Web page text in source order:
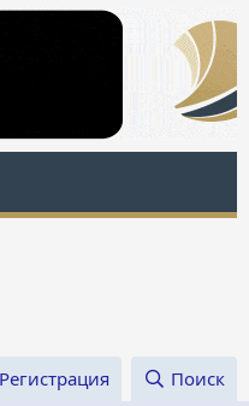
Регистрация Поиск